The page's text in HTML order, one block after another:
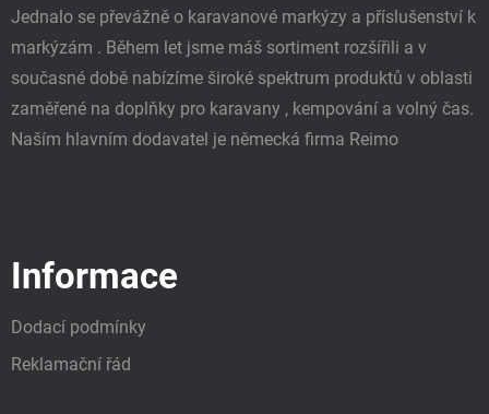
Jednalo se převážně o karavanové markýzy a příslušenství k
markýzám . Během let jsme máš sortiment rozšířili a v
současné době nabízíme široké spektrum produktů v oblasti
zaměřené na doplňky pro karavany , kempování a volný čas.
Naším hlavním dodavatel je německá firma Reimo
Informace
Dodací podmínky
Reklamační řád